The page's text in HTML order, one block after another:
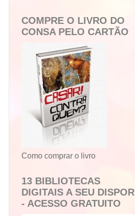
COMPRE O LIVRO DO
CONSA PELO CARTÃO
Como comprar o livro
13 BIBLIOTECAS
DIGITAIS A SEU DISPOR
- ACESSO GRATUITO